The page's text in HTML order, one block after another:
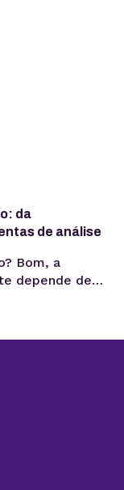
da
de análise
Bom, a
depende de
você chegou